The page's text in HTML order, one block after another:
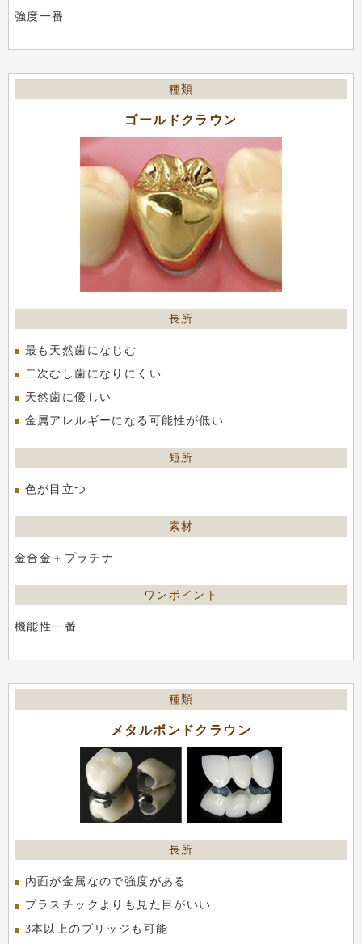
強度一番
ゴールドクラウン
最も天然歯になじむ
二次むし歯になりにくい
天然歯に優しい
金属アレルギーになる可能性が低い
色が目立つ
金合金＋プラチナ
機能性一番
メタルボンドクラウン
内面が金属なので強度がある
プラスチックよりも見た目がいい
3本以上のブリッジも可能